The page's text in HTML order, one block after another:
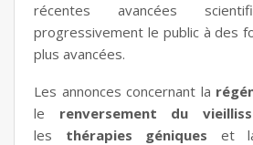
récentes avancées
progressivement le public à des
plus avancées.
Les annonces concernant la
le renversement du
les thérapies géniques et